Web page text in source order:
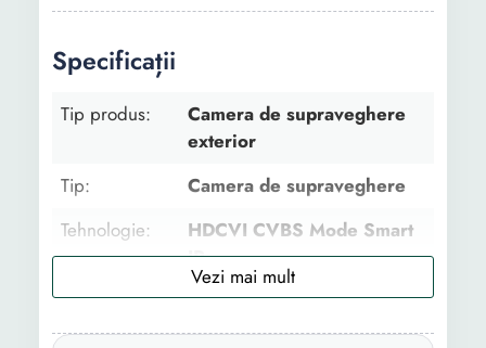
Specificații
Tip produs:
Camera de supraveghere
exterior
Tip:
Camera de supraveghere
Tehnologie:
HDCVI CVBS Mode Smart
IR
Rezolutie
senzor (pixeli):
2MP